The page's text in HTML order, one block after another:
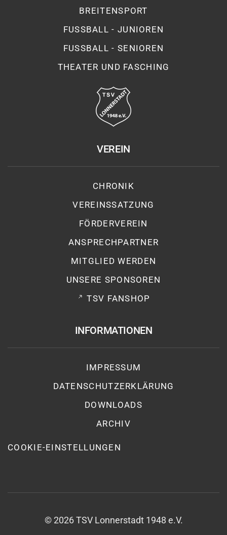
BREITENSPORT
FUSSBALL - JUNIOREN
FUSSBALL - SENIOREN
THEATER UND FASCHING
VEREIN
CHRONIK
VEREINSSATZUNG
FÖRDERVEREIN
ANSPRECHPARTNER
MITGLIED WERDEN
UNSERE SPONSOREN
TSV FANSHOP
INFORMATIONEN
IMPRESSUM
DATENSCHUTZ­ERKLÄRUNG
DOWNLOADS
ARCHIV
COOKIE-EINSTELLUNGEN
© 2026TSV Lonnerstadt 1948 e.V.